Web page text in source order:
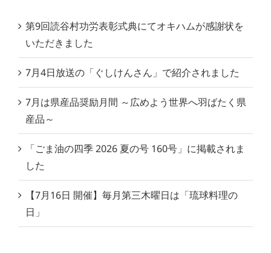
第9回読谷村功労表彰式典にてオキハムが感謝状を
いただきました
7月4日放送の「ぐしけんさん」で紹介されました
7月は県産品奨励月間 ～広めよう世界へ羽ばたく県
産品～
「ごま油の四季 2026 夏の号 160号」に掲載されま
した
【7月16日 開催】毎月第三木曜日は「琉球料理の
日」